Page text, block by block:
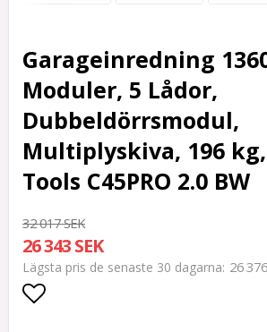
Garageinredning
Moduler, 5 Lådor,
Dubbeldörrsmodul,
Multiplyskiva, 196 kg,
Tools C45PRO 2.0 BW
32 017 SEK
26 343 SEK
Lägsta pris de senaste 30 dagarna 26